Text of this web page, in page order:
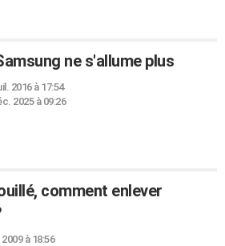
ne s'allume plus
2016 à 17:54
2025 à 09:26
comment enlever
à 18:56